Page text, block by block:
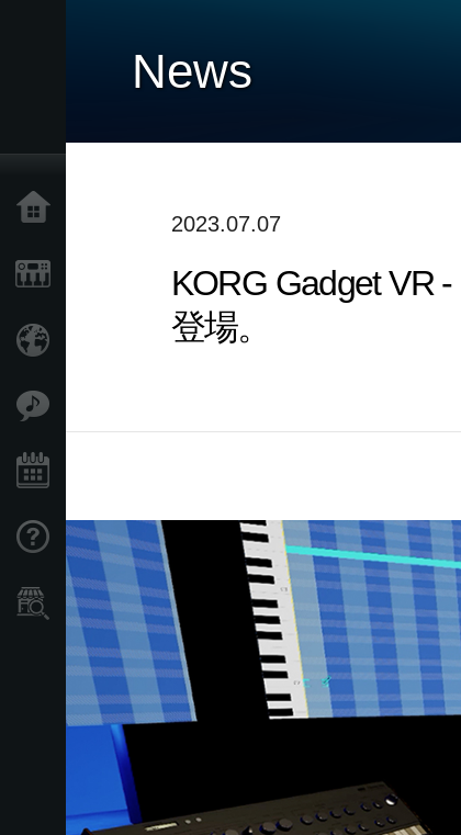
Import Products
Support
Store Locator
News
2023.07.07
KORG Gadget VR
登場。